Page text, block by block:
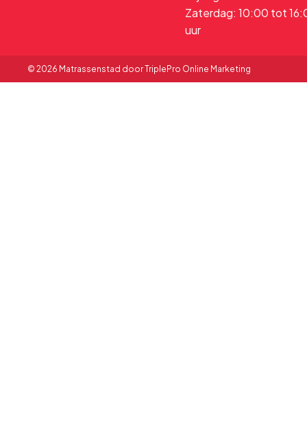
Zaterdag: 10:00 tot
uur
© 2026 Matrassenstad door TriplePro Online Marketing